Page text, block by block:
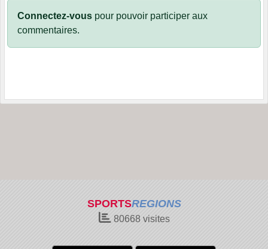
Connectez-vous pour pouvoir participer aux
commentaires.
SPORTSREGIONS
80668visites